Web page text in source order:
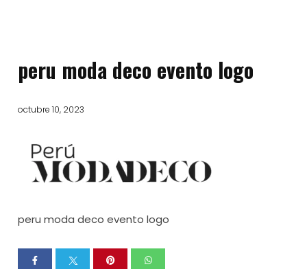
peru moda deco evento logo
octubre 10, 2023
peru moda deco evento logo